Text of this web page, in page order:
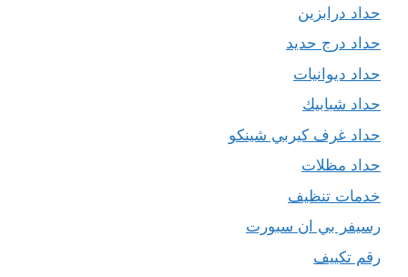
حداد درابزين
حداد درج حديد
حداد ديوانيات
حداد شبابيك
حداد غرف كيربي شينكو
حداد مظلات
خدمات تنظيف
رسيفر بي ان سبورت
رقم تكييف